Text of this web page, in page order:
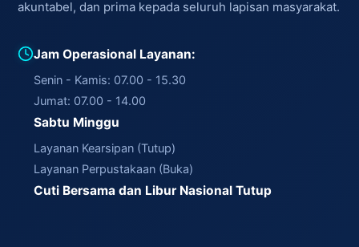
akuntabel, dan prima kepada seluruh lapisan masyarakat.
Jam Operasional Layanan:
Senin - Kamis: 07.00 - 15.30
Jumat: 07.00 - 14.00
Sabtu Minggu
Layanan Kearsipan (Tutup)
Layanan Perpustakaan (Buka)
Cuti Bersama dan Libur Nasional Tutup